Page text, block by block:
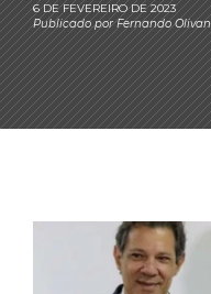
6 DE FEVEREIRO DE 2023
Publicado porFernando Olivan